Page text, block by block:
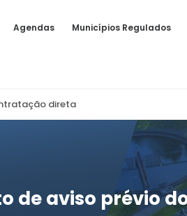
Agendas Municípios Regulados
direta
de aviso prévio